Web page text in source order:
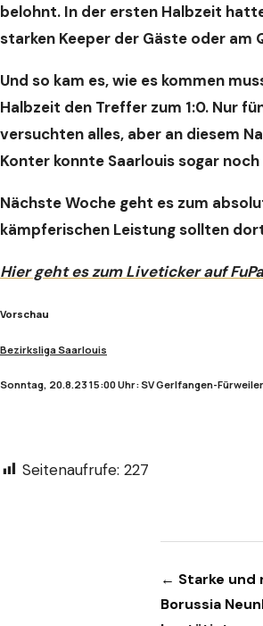
belohnt. In der ersten Halbzeit
starken Keeper der Gäste oder am
Und so kam es, wie es kommen
Halbzeit den Treffer zum 1:0. Nur
versuchten alles, aber an diesem
Konter konnte Saarlouis sogar
Nächste Woche geht es zum
kämpferischen Leistung sollten
Hier geht es zum Liveticker auf FuPa
Vorschau
Bezirksliga Saarlouis
Sonntag, 20.8.23 15:00 Uhr: SV Gerlfangen-
Seitenaufrufe: 227
← Starke und
Borussia